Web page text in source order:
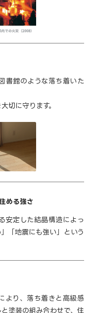
書館のような落ち着いた
切に守ります。
める強さ
安定した結晶構造によっ
「地震にも強い」という
より、落ち着きと高級感
塗装の組み合わせで、住